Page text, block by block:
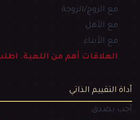
مع الزوج/الزوجة
مع الأهل
مع الأبناء
العلاقات أهم من اللعبة.
أداة التقييم الذاتي
أجب بصدق: